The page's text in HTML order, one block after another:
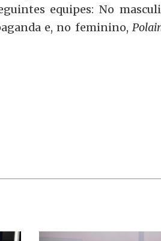
equipes: No
e, no feminino,